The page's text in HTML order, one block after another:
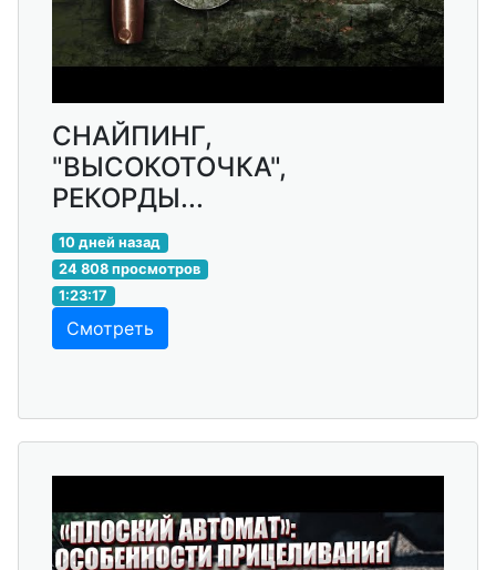
СНАЙПИНГ,
"ВЫСОКОТОЧКА",
РЕКОРДЫ...
10 дней назад
24 808 просмотров
1:23:17
Смотреть